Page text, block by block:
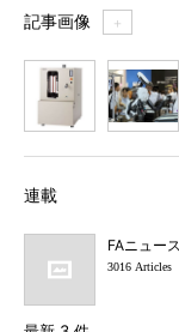
記事画像 ＋
連載
FAニュース
3016 Articles